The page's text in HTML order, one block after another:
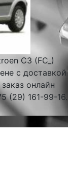
C3 (FC_)
с доставкой
онлайн
(29) 161-99-16.